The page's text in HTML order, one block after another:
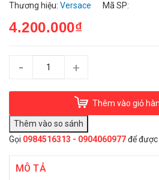
Thương hiệu: Versace Mã SP:
4.200.000₫
- +
Thêm vào giỏ
Gọi 0984516313 - 0904060977để
MÔ TẢ